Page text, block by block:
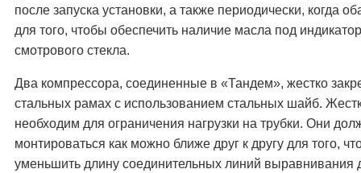
после запуска установки, а также периодически, когда
для того, чтобы обеспечить наличие масла под
смотрового стекла.
Два компрессора, соединенные в «Тандем», жестко
стальных рамах с использованием стальных шайб.
необходим для ограничения нагрузки на трубки. Они
монтироваться как можно ближе друг к другу для того,
уменьшить длину соединительных линий выравнивания